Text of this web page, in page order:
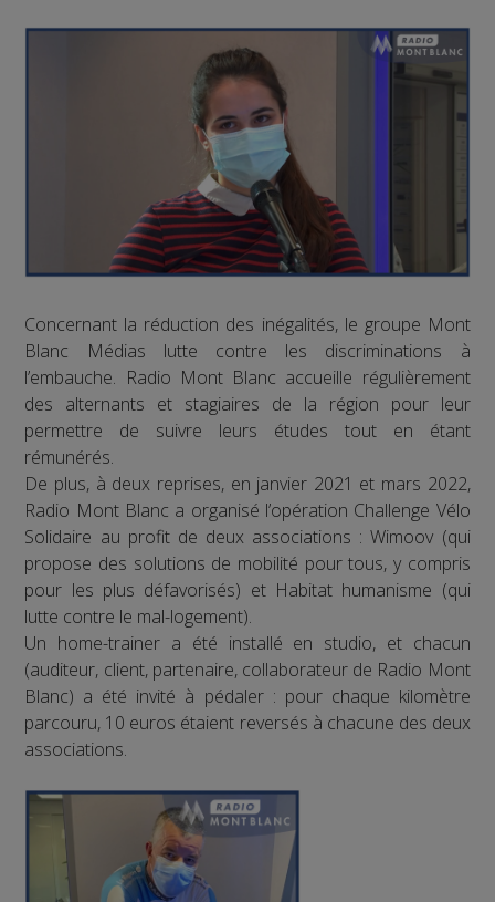
Concernant la réduction des inégalités, le groupe Mont
Blanc Médias lutte contre les discriminations à
l’embauche. Radio Mont Blanc accueille régulièrement
des alternants et stagiaires de la région pour leur
permettre de suivre leurs études tout en étant
rémunérés.
De plus, à deux reprises, en janvier 2021 et mars 2022,
Radio Mont Blanc a organisé l’opération Challenge Vélo
Solidaire au profit de deux associations : Wimoov (qui
propose des solutions de mobilité pour tous, y compris
pour les plus défavorisés) et Habitat humanisme (qui
lutte contre le mal-logement).
Un home-trainer a été installé en studio, et chacun
(auditeur, client, partenaire, collaborateur de Radio Mont
Blanc) a été invité à pédaler : pour chaque kilomètre
parcouru, 10 euros étaient reversés à chacune des deux
associations.